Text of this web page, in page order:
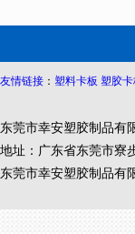
友情链接 ： 塑料卡板 塑胶卡
东莞市幸安塑胶制品有
地址： 广东省东莞市寮
东莞市幸安塑胶制品有